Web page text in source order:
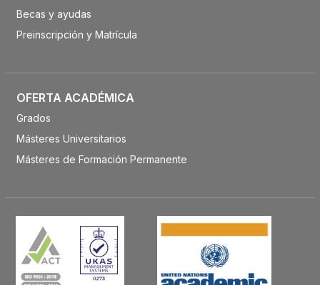
Becas y ayudas
Preinscripción y Matrícula
OFERTA ACADÉMICA
Grados
Másteres Universitarios
Másteres de Formación Permanente